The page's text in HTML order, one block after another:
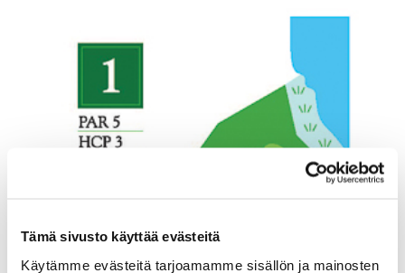
Tämä sivusto käyttää evästeitä
Käytämme evästeitä tarjoamamme sisällön ja mainosten